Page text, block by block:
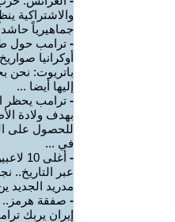
والاشتراكية
جماهيرياً
- ترامب حول
أوكرانيا صواريخ
باتريوت: نحن
إليها أيضا ...
- ترامب يحظر
بهدف ولادة
للحصول على
في ...
-
أغلى
عبر التاريخ..
مدريد الجديد
- صفقة هرمز..
إيران يربك